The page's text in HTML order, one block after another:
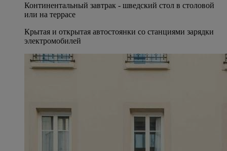
Континентальный завтрак - шведский стол в столовой
или на террасе
Крытая и открытая автостоянки со станциями зарядки
электромобилей